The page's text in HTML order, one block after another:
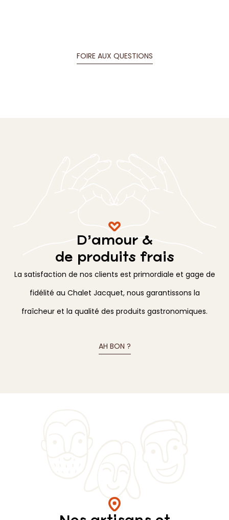
FOIRE AUX QUESTIONS
D’amour &
de produits frais
La satisfaction de nos clients est primordiale et gage de
fidélité au Chalet Jacquet, nous garantissons la
fraîcheur et la qualité des produits gastronomiques.
AH BON ?